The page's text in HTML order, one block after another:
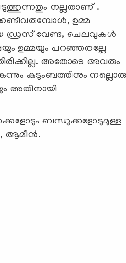
നല്ലതാണ് .
ഉമ്മ
ഡ്രസ് വേണ്ട, ചെലവുകള്‍
ഉമ്മയും പറഞ്ഞതല്ലേ
അതോടെ അവരും
കുടുംബത്തിനും നല്ലൊരു
അതിനായി
ബന്ധുക്കളോടുമുള്ള
ആമീന്‍.